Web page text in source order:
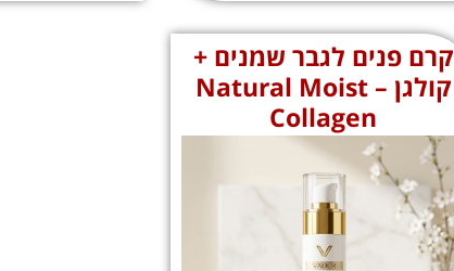
קרם פנים לגבר שמנים +
קולגן – Natural Moist
Collagen